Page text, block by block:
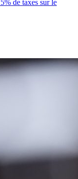
de taxes sur le